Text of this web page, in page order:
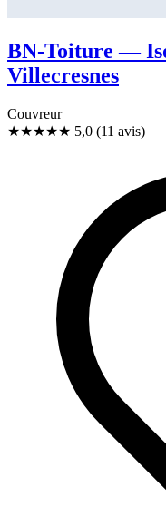
BN-Toiture —
Villecresnes
Couvreur
★★★★★ 5,0 (11 avis)